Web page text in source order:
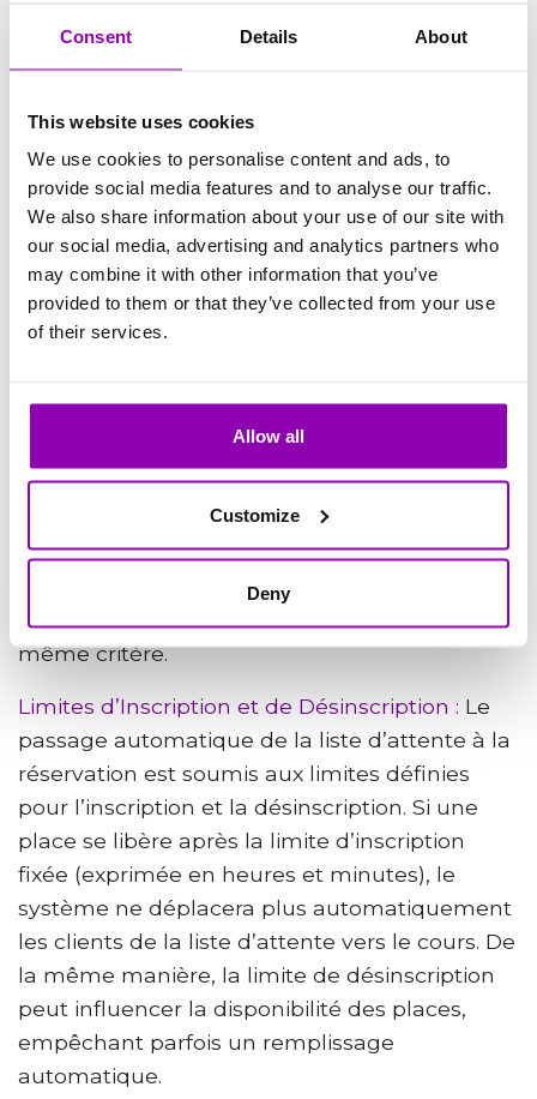
Consent Details About
This website uses cookies
We use cookies to personalise content and ads, to
provide social media features and to analyse our traffic.
We also share information about your use of our site with
our social media, advertising and analytics partners who
may combine it with other information that you’ve
provided to them or that they’ve collected from your use
of their services.
Allow all
Customize
Deny
Important:
d’attente même s’il ne remplit pas, au
moment de l’inscription, les conditions
nécessaires pour participer à l’activité (selon
les paramètres définis par l’administrateur).
Par exemple, cela peut concerner un
dépassement des limites hebdomadaires, un
manque de crédits ou un abonnement expiré.
désinscription d’un autre client), l’utilisateur ne
sera inscrit automatiquement que s’il satisfait
à ce moment précis à toutes les conditions
requises. Dans le cas contraire, le système
vérifiera le suivant sur la liste, en appliquant le
même critère.
Limites d’Inscription et de Désinscription : Le
passage automatique de la liste d’attente à la
réservation est soumis aux limites définies
pour l’inscription et la désinscription. Si une
place se libère après la limite d’inscription
fixée (exprimée en heures et minutes), le
système ne déplacera plus automatiquement
les clients de la liste d’attente vers le cours. De
la même manière, la limite de désinscription
peut influencer la disponibilité des places,
empêchant parfois un remplissage
automatique.